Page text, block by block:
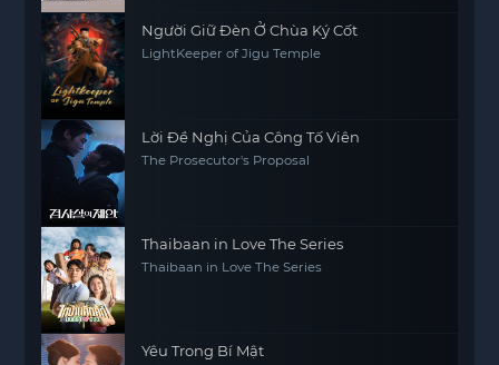
Người Giữ Đèn Ở Chùa Ký Cốt
LightKeeper of Jigu Temple
Lời Đề Nghị Của Công Tố Viên
The Prosecutor's Proposal
Thaibaan in Love The Series
Thaibaan in Love The Series
Yêu Trong Bí Mật